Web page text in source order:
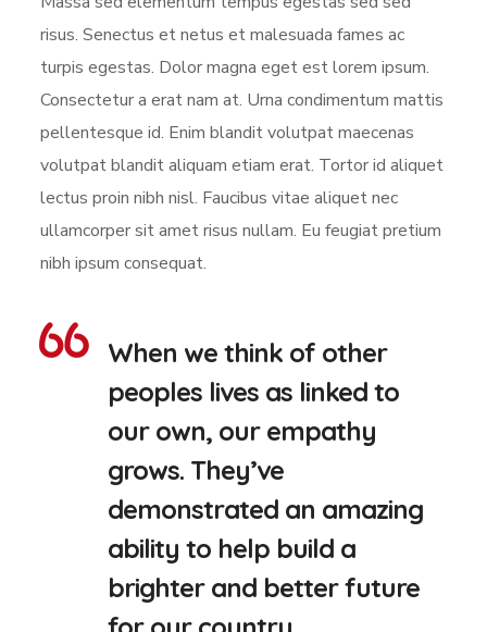
risus. Senectus et netus et malesuada fames ac
turpis egestas. Dolor magna eget est lorem ipsum.
Consectetur a erat nam at. Urna condimentum mattis
pellentesque id. Enim blandit volutpat maecenas
volutpat blandit aliquam etiam erat. Tortor id aliquet
lectus proin nibh nisl. Faucibus vitae aliquet nec
ullamcorper sit amet risus nullam. Eu feugiat pretium
nibh ipsum consequat.
When we think of other
peoples lives as linked to
our own, our empathy
grows. They’ve
demonstrated an amazing
ability to help build a
brighter and better future